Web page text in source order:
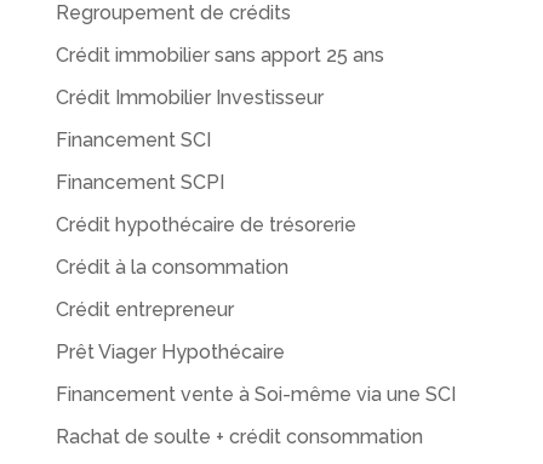
Regroupement de crédits
Crédit immobilier sans apport 25 ans
Crédit Immobilier Investisseur
Financement SCI
Financement SCPI
Crédit hypothécaire de trésorerie
Crédit à la consommation
Crédit entrepreneur
Prêt Viager Hypothécaire
Financement vente à Soi-même via une SCI
Rachat de soulte + crédit consommation